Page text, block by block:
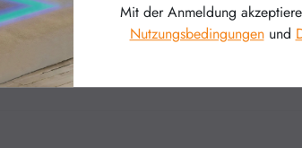
Newsletter an und
Mit der Anmeldung
Nutzungsbedingungenund